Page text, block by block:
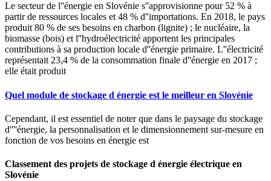
Le secteur de l''énergie en Slovénie s''approvisionne pour 52 % à
partir de ressources locales et 48 % d''importations. En 2018, le pays
produit 80 % de ses besoins en charbon (lignite) ; le nucléaire, la
biomasse (bois) et l''hydroélectricité apportent les principales
contributions à sa production locale d''énergie primaire. L''électricité
représentait 23,4 % de la consommation finale d''énergie en 2017 ;
elle était produit
Quel module de stockage d énergie est le meilleur en Slovénie
Cependant, il est essentiel de noter que dans le paysage du stockage
d''''énergie, la personnalisation et le dimensionnement sur-mesure en
fonction de vos besoins en énergie est
Classement des projets de stockage d énergie électrique en
Slovénie